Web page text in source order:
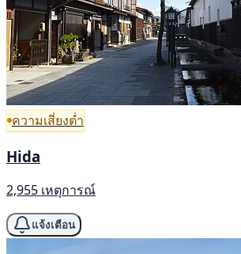
ความเสี่ยงต่ำ
Hida
2,955 เหตุการณ์
แจ้งเตือน